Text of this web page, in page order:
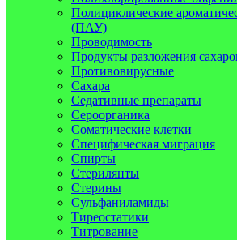
Полициклические
(ПАУ)
Проводимость
Продукты разложения
Противовирусные
Сахара
Седативные препараты
Сероорганика
Соматические клетки
Специфическая миграция
Спирты
Стерилянты
Стерины
Сульфаниламиды
Тиреостатики
Титрование